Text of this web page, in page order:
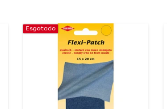
Esgotado